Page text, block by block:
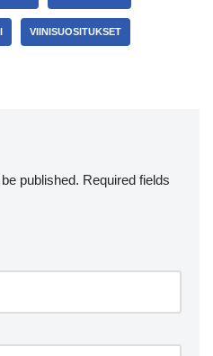
VIINISUOSITUKSET
published. Required fields